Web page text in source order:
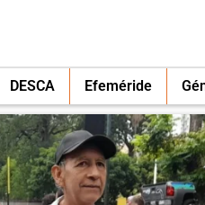
DESCA Efeméride